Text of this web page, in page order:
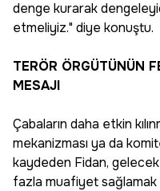
denge kurarak
etmeliyiz." diye konuştu.
TERÖR ÖRGÜTÜNÜN
MESAJI
Çabaların daha etkin
mekanizması ya da
kaydeden Fidan,
fazla muafiyet